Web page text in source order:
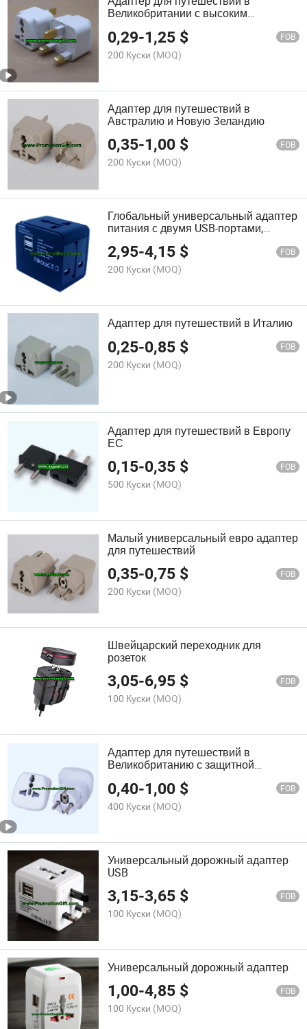
Великобритании с высоким
качеством и низкой ценой
0,29-1,25 $ FOB
200 Куски (MOQ)
Адаптер для путешествий в
Австралию и Новую Зеландию
0,35-1,00 $ FOB
200 Куски (MOQ)
Глобальный универсальный адаптер
питания с двумя USB-портами,
совместимый с более чем 175
странами
2,95-4,15 $ FOB
200 Куски (MOQ)
Адаптер для путешествий в Италию
0,25-0,85 $ FOB
200 Куски (MOQ)
Адаптер для путешествий в Европу
ЕС
0,15-0,35 $ FOB
500 Куски (MOQ)
Малый универсальный евро адаптер
для путешествий
0,35-0,75 $ FOB
200 Куски (MOQ)
Швейцарский переходник для
розеток
3,05-6,95 $ FOB
100 Куски (MOQ)
Адаптер для путешествий в
Великобританию с защитной
0,40-1,00 $ FOB
400 Куски (MOQ)
Универсальный дорожный адаптер
USB
3,15-3,65 $ FOB
100 Куски (MOQ)
Универсальный дорожный адаптер
1,00-4,85 $ FOB
100 Куски (MOQ)